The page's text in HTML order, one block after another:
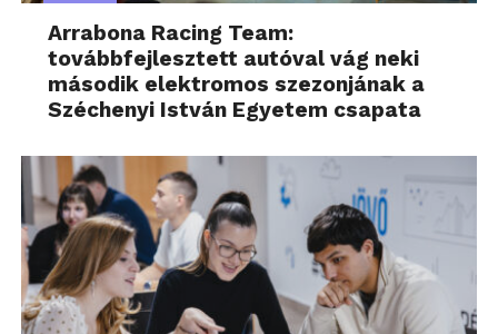
Arrabona Racing Team:
továbbfejlesztett autóval vág neki
második elektromos szezonjának a
Széchenyi István Egyetem csapata